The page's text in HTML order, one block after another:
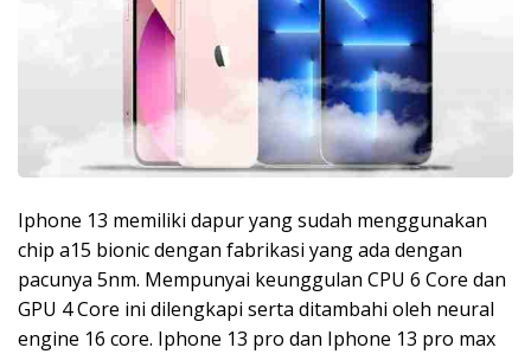
Iphone 13 memiliki dapur yang sudah menggunakan
chip a15 bionic dengan fabrikasi yang ada dengan
pacunya 5nm. Mempunyai keunggulan CPU 6 Core dan
GPU 4 Core ini dilengkapi serta ditambahi oleh neural
engine 16 core. Iphone 13 pro dan Iphone 13 pro max